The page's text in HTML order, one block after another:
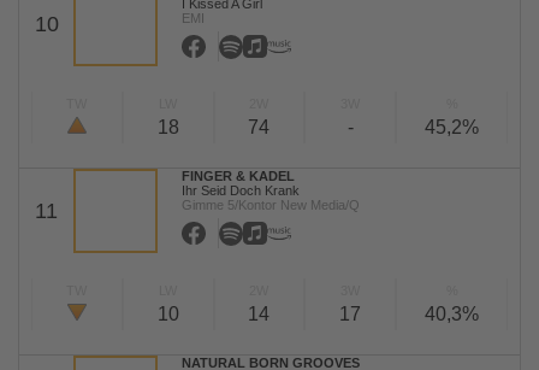
10
I Kissed A Girl
EMI
18 74 - 45,2%
11
FINGER & KADEL
Ihr Seid Doch Krank
Gimme 5/Kontor New Media/Q
10 14 17 40,3%
NATURAL BORN GROOVES